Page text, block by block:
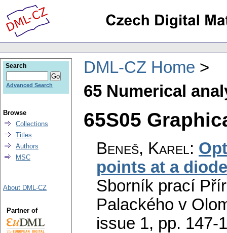
DML-CZ Home
65 Numerical
65S05
Beneš, Karel:
points at a
Sborník prací
Palackého v
issue 1, pp. 147-
Search
Advanced Search
Browse
Collections
Titles
Authors
MSC
About DML-CZ
Partner of